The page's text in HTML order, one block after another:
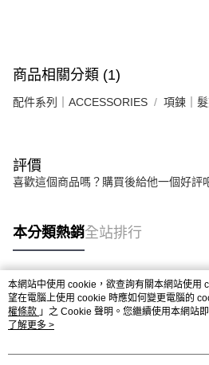
商品相關分類 (1)
配件系列｜ACCESSORIES 項鍊｜
評價
喜歡這個商品嗎？購買後給他一個好評
本分類熱銷全站排行
熱門標籤
本網站中使用 cookie，欲查詢有關本網站使用
望在電腦上使用 cookie 時應如何變更電腦的
權條款 」之 Cookie 聲明。您繼續使用本網站
用條款之 Cookie 聲明使用 cookie。
了解更多 >